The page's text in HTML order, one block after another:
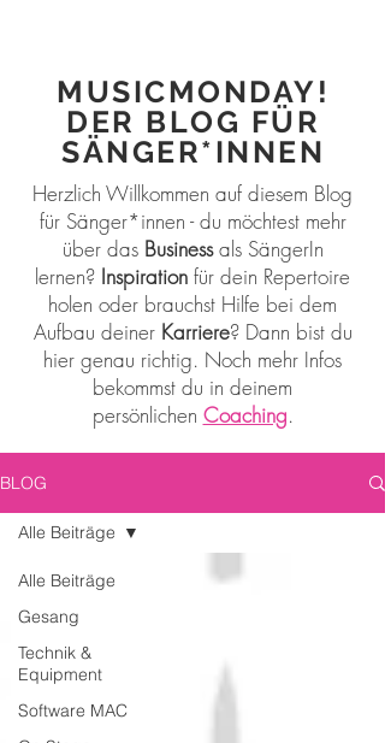
MUSICMONDAY!
DER BLOG FÜR
SÄNGER*INNEN
Herzlich Willkommen auf diesem Blog
für Sänger*innen - du möchtest mehr
über das Businessals SängerIn
lernen? Inspiration für dein Repertoire
holen oder brauchst Hilfe bei dem
Aufbau deiner Karriere? Dann bist du
hier genau richtig. Noch mehr Infos
bekommst du in deinem
persönlichen Coaching.
BLOG
Alle Beiträge
Gesang
Technik &
Equipment
Software MAC
Alle Beiträge